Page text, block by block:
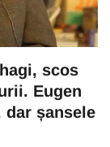
scos
Eugen
dar șansele